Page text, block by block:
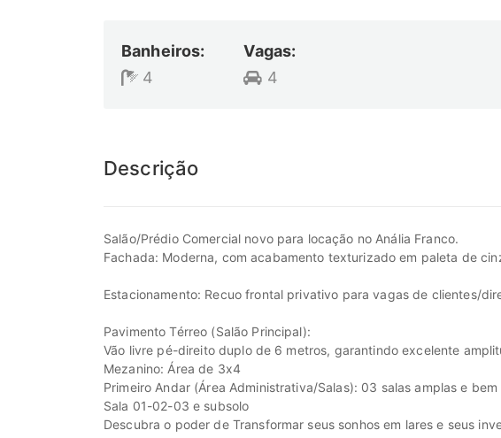
Banheiros:
4
Vagas:
4
Descrição
Salão/Prédio Comercial novo para locação no Anália Franco.
Fachada: Moderna, com acabamento texturizado em paleta de
Estacionamento: Recuo frontal privativo para vagas de clientes/
Pavimento Térreo (Salão Principal):
Vão livre pé-direito duplo de 6 metros, garantindo excelente
Mezanino: Área de 3x4
Primeiro Andar (Área Administrativa/Salas): 03 salas amplas e
Sala 01-02-03 e subsolo
Descubra o poder de Transformar seus sonhos em lares e seus